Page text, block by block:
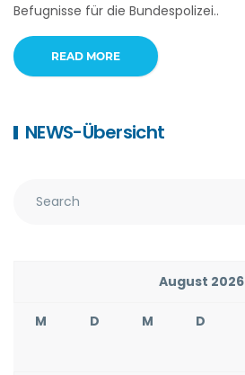
Befugnisse für die Bundespolizei..
READ MORE
NEWS-Übersicht
August 2026
M D M D